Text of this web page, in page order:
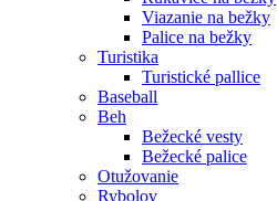
Viazanie na bežky
Palice na bežky
Turistika
Turistické pallice
Baseball
Beh
Bežecké vesty
Bežecké palice
Otužovanie
Rybolov